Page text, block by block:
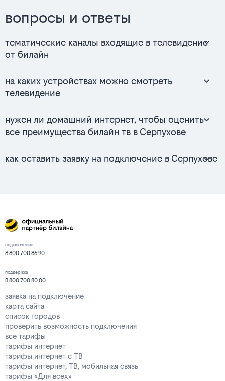
вопросы и ответы
тематические каналы входящие в телевидение
от билайн
на каких устройствах можно смотреть
телевидение
нужен ли домашний интернет, чтобы оценить
все преимущества билайн тв в Серпухове
как оставить заявку на подключение в Серпухове
подключение
8 800 700 86 90
поддержка
8 800 700 80 00
заявка на подключение
карта сайта
список городов
проверить возможность подключения
все тарифы
тарифы интернет
тарифы интернет с ТВ
тарифы интернет, ТВ, мобильная связь
тарифы «Для всех»